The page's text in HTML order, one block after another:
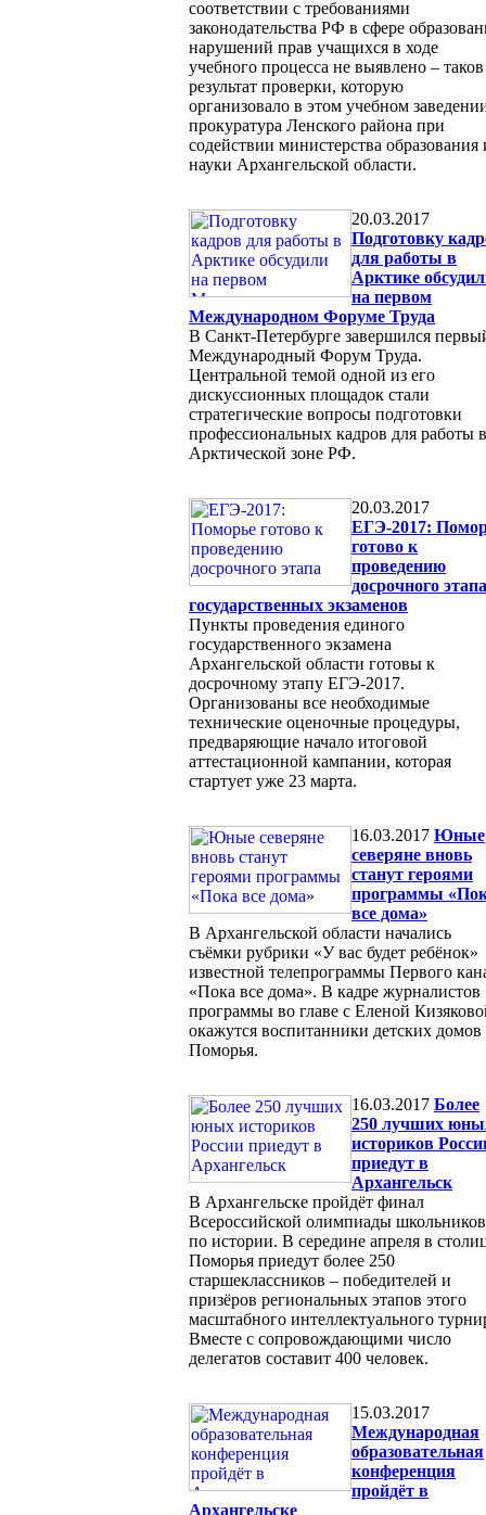
соответствии с требованиями
законодательства РФ в сфере
нарушений прав учащихся в ходе
учебного процесса не выявлено – таков
результат проверки, которую
организовало в этом учебном
прокуратура Ленского района при
содействии министерства образования
науки Архангельской области.
20.03.2017
Подготовку
для работы в
Арктике
на первом
Международном Форуме Труда
В Санкт-Петербурге завершился
Международный Форум Труда.
Центральной темой одной из его
дискуссионных площадок стали
стратегические вопросы подготовки
профессиональных кадров для работы в
Арктической зоне РФ.
20.03.2017
ЕГЭ-2017:
готово к
проведению
досрочного этапа
государственных экзаменов
Пункты проведения единого
государственного экзамена
Архангельской области готовы к
досрочному этапу ЕГЭ-2017.
Организованы все необходимые
технические оценочные процедуры,
предваряющие начало итоговой
аттестационной кампании, которая
стартует уже 23 марта.
16.03.2017 Юные
северяне вновь
станут героями
программы
все дома»
В Архангельской области начались
съёмки рубрики «У вас будет ребёнок»
известной телепрограммы Первого
«Пока все дома». В кадре журналистов
программы во главе с Еленой
окажутся воспитанники детских домов
Поморья.
16.03.2017 Более
250 лучших
историков
приедут в
Архангельск
В Архангельске пройдёт финал
Всероссийской олимпиады школьников
по истории. В середине апреля в
Поморья приедут более 250
старшеклассников – победителей и
призёров региональных этапов этого
масштабного интеллектуального
Вместе с сопровождающими число
делегатов составит 400 человек.
15.03.2017
Международная
образовательная
конференция
пройдёт в
Архангельске